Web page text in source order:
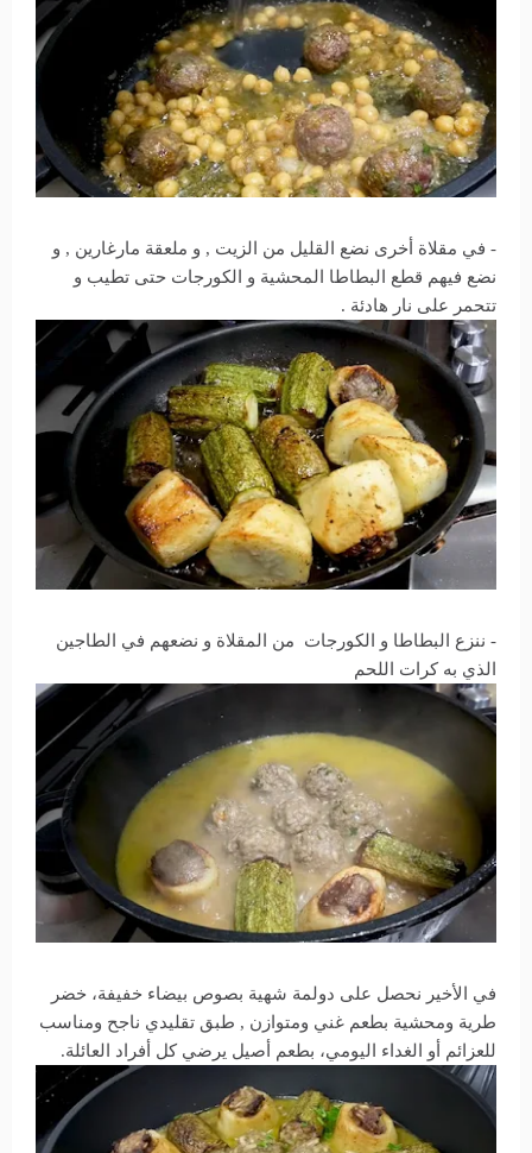
- في مقلاة أخرى نضع القليل من الزيت , و ملعقة مارغارين , و
نضع فيهم قطع البطاطا المحشية و الكورجات حتى تطيب و
تتحمر على نار هادئة .
- ننزع البطاطا و الكورجات من المقلاة و نضعهم في الطاجين
الذي به كرات اللحم
في الأخير نحصل على دولمة شهية بصوص بيضاء خفيفة، خضر
طرية ومحشية بطعم غني ومتوازن , طبق تقليدي ناجح ومناسب
للعزائم أو الغداء اليومي، بطعم أصيل يرضي كل أفراد العائلة.